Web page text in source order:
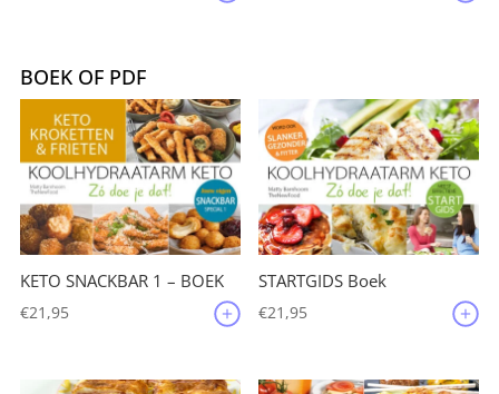
€88,00.€44,00.
BOEK OF PDF
KETO SNACKBAR 1 – BOEK
€21,95
STARTGIDS Boek
€21,95